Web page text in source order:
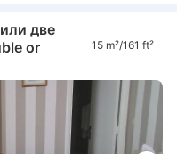
две
or
15 m²/161 ft²